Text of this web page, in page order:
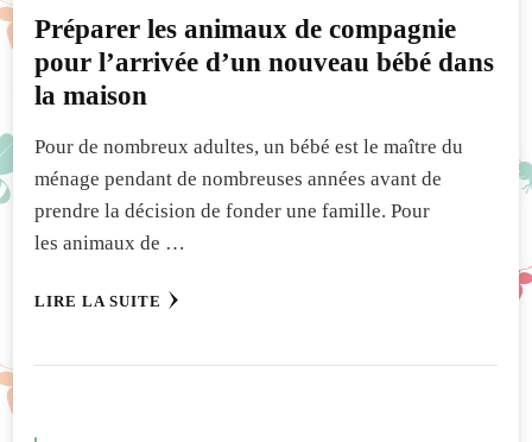
Préparer les animaux de compagnie
pour l’arrivée d’un nouveau bébé dans
la maison
Pour de nombreux adultes, un bébé est le maître du
ménage pendant de nombreuses années avant de
prendre la décision de fonder une famille. Pour
les animaux de …
LIRE LA SUITE